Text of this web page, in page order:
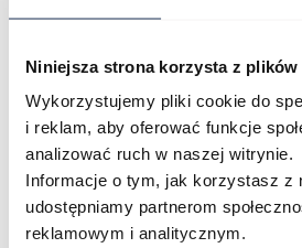
Niniejsza strona korzysta z plików
Wykorzystujemy pliki cookie do
i reklam, aby oferować funkcje
analizować ruch w naszej witrynie.
Informacje o tym, jak korzystasz z
udostępniamy partnerom
reklamowym i analitycznym.
której dane dotyczą, wniosła
prawnie uzasadnione podstawy
administratora są nadrzędne
sprzeciwu,
przeniesienia danych do innego
Państwa, do cofnięcia zgody w
Administrator będzie od